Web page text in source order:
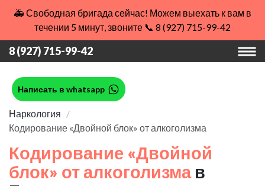
🚑 Свободная бригада сейчас! Можем выехать к вам в
течении 5 минут, звоните 📞 8 (927) 715-99-42
8 (927) 715-99-42
Написать в whatsapp
Наркология
Кодирование «Двойной блок» от алкоголизма
Кодирование «Двойной
блок» от алкоголизма в